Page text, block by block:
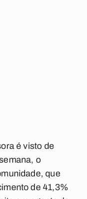
é visto de
o
que
de 41,3%